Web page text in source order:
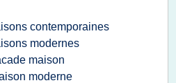
contemporaines
modernes
maison
moderne